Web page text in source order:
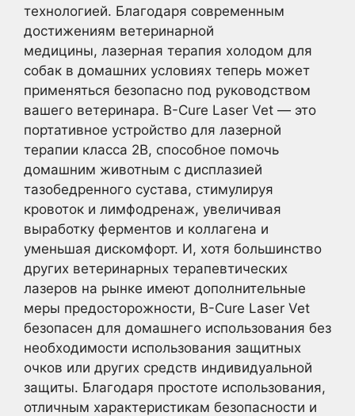
технологией. Благодаря современным
достижениям ветеринарной
медицины, лазерная терапия холодом для
собак в домашних условиях теперь может
применяться безопасно под руководством
вашего ветеринара. B-Cure Laser Vet — это
портативное устройство для лазерной
терапии класса 2B, способное помочь
домашним животным с дисплазией
тазобедренного сустава, стимулируя
кровоток и лимфодренаж, увеличивая
выработку ферментов и коллагена и
уменьшая дискомфорт. И, хотя большинство
других ветеринарных терапевтических
лазеров на рынке имеют дополнительные
меры предосторожности, B-Cure Laser Vet
безопасен для домашнего использования без
необходимости использования защитных
очков или других средств индивидуальной
защиты. Благодаря простоте использования,
отличным характеристикам безопасности и